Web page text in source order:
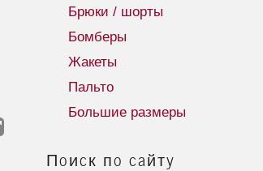
Брюки / шорты
Бомберы
Жакеты
Пальто
Большие размеры
Поиск по сайту